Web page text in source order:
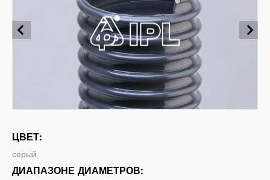
Шлюзы для пищи
Всасывание и подача пищевых продуктов и напитков
Фармацевтические шланги
Всасывание и доставка фармацевтической продукции
Системное соединение
Шланговые фитинги и аксессуары
промышленность
Пищевая
строительство
Сельское хозяйство
ЦВЕТ:
серый
ДИАПАЗОНЕ ДИАМЕТРОВ: